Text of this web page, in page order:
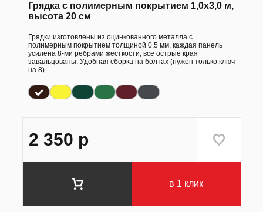
Грядка с полимерным покрытием 1,0х3,0 м,
высота 20 см
Грядки изготовлены из оцинкованного металла с
полимерным покрытием толщиной 0,5 мм, каждая панель
усилена 8-ми ребрами жесткости, все острые края
завальцованы. Удобная сборка на болтах (нужен только ключ
на 8).
2 350 р
в 1 клик